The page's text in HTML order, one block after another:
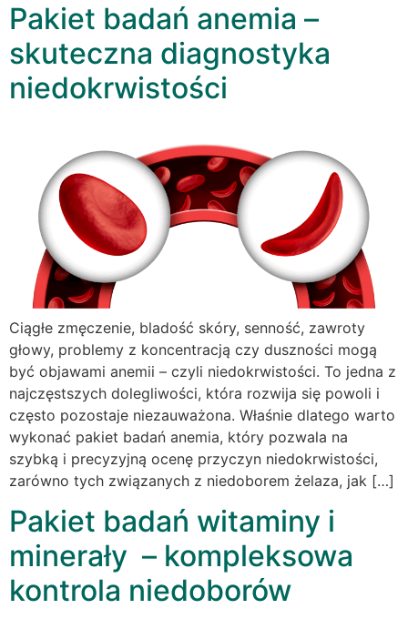
Pakiet badań anemia –
skuteczna diagnostyka
niedokrwistości
Ciągłe zmęczenie, bladość skóry, senność, zawroty
głowy, problemy z koncentracją czy duszności mogą
być objawami anemii – czyli niedokrwistości. To jedna z
najczęstszych dolegliwości, która rozwija się powoli i
często pozostaje niezauważona. Właśnie dlatego warto
wykonać pakiet badań anemia, który pozwala na
szybką i precyzyjną ocenę przyczyn niedokrwistości,
zarówno tych związanych z niedoborem żelaza, jak […]
Pakiet badań witaminy i
minerały – kompleksowa
kontrola niedoborów